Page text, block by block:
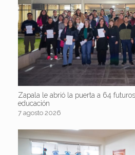
Zapala le abrió la puerta a 64
educación
7 agosto 2026